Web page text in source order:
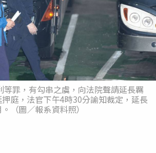
罪，有勾串之虞，向法院聲請延長羈
庭，法官下午4時30分諭知裁定，延長
（圖／報系資料照）